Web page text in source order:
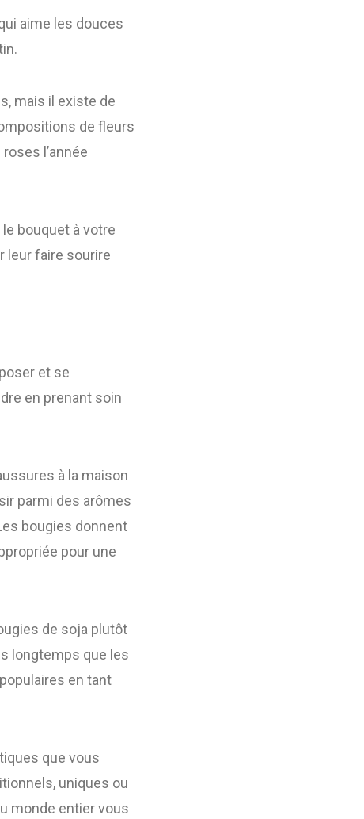
aime les douces
mais il existe de
de fleurs
l’année
bouquet à votre
leur faire sourire
et se
en prenant soin
à la maison
parmi des arômes
bougies donnent
pour une
de soja plutôt
longtemps que les
en tant
que vous
uniques ou
monde entier vous